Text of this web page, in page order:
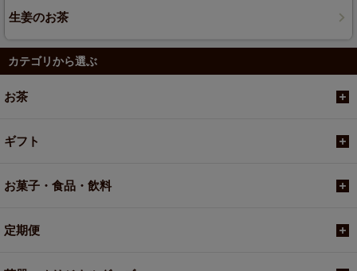
生姜のお茶
カテゴリから選ぶ
お茶
ギフト
お菓子・食品・飲料
定期便